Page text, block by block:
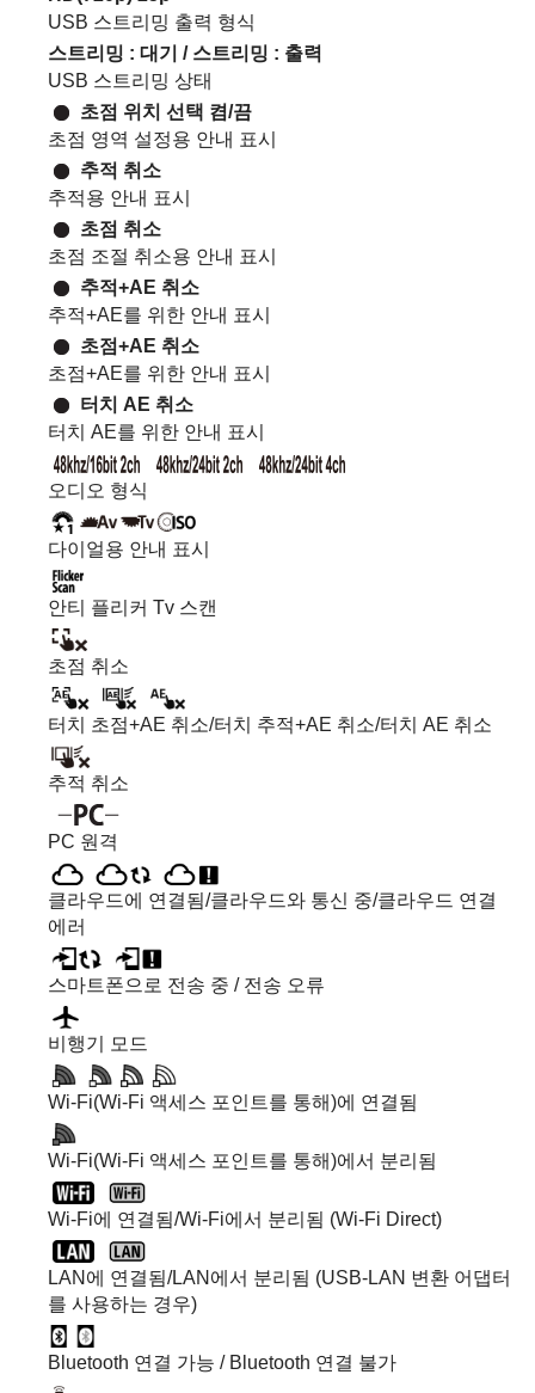
USB 스트리밍 출력 형식
스트리밍 : 대기 / 스트리밍 : 출력
USB 스트리밍 상태
초점 위치 선택 켬/끔
초점 영역 설정용 안내 표시
추적 취소
추적용 안내 표시
초점 취소
초점 조절 취소용 안내 표시
추적+AE 취소
추적+AE를 위한 안내 표시
초점+AE 취소
초점+AE를 위한 안내 표시
터치 AE 취소
터치 AE를 위한 안내 표시
오디오 형식
다이얼용 안내 표시
안티 플리커 Tv 스캔
초점 취소
터치 초점+AE 취소/터치 추적+AE 취소/터치 AE 취소
추적 취소
PC 원격
클라우드에 연결됨/클라우드와 통신 중/클라우드 연결
에러
스마트폰으로 전송 중 / 전송 오류
비행기 모드
Wi-Fi(Wi-Fi 액세스 포인트를 통해)에 연결됨
Wi-Fi(Wi-Fi 액세스 포인트를 통해)에서 분리됨
Wi-Fi에 연결됨/Wi-Fi에서 분리됨 (Wi-Fi Direct)
LAN에 연결됨/LAN에서 분리됨 (USB-LAN 변환 어댑터
를 사용하는 경우)
Bluetooth 연결 가능 / Bluetooth 연결 불가